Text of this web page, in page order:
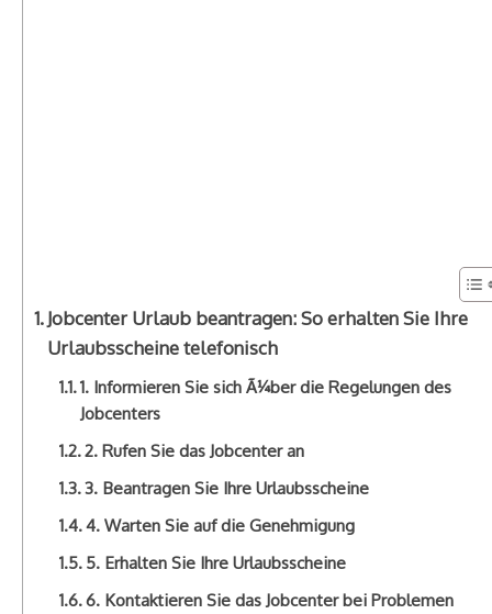
Jobcenter Urlaub beantragen: So erhalten Sie Ihre
Urlaubsscheine telefonisch
1. Informieren Sie sich Ã¼ber die Regelungen des
Jobcenters
2. Rufen Sie das Jobcenter an
3. Beantragen Sie Ihre Urlaubsscheine
4. Warten Sie auf die Genehmigung
5. Erhalten Sie Ihre Urlaubsscheine
6. Kontaktieren Sie das Jobcenter bei Problemen